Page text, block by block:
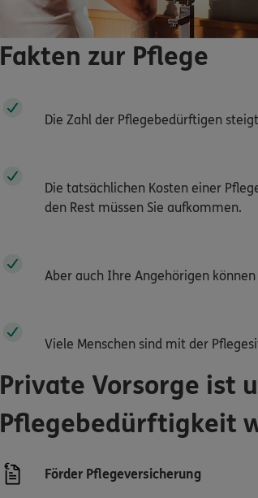
Fakten zur Pflege
Die Zahl der Pflegebedürftigen
Die tatsächlichen Kosten einer
den Rest müssen Sie aufkommen.
Aber auch Ihre Angehörigen
Viele Menschen sind mit der
Private Vorsorge ist
Pflegebedürftigkeit
Förder Pflegeversicherung